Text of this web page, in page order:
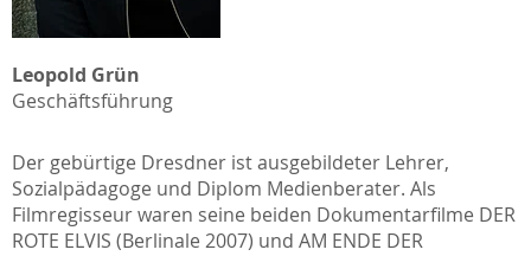
Leopold Grün
Geschäftsführung
Der gebürtige Dresdner ist ausgebildeter Lehrer,
Sozialpädagoge und Diplom Medienberater. Als
Filmregisseur waren seine beiden Dokumentarfilme DER
ROTE ELVIS (Berlinale 2007) und AM ENDE DER